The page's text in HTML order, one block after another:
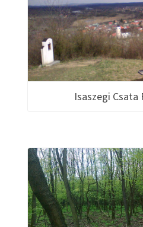
Isaszegi Csata